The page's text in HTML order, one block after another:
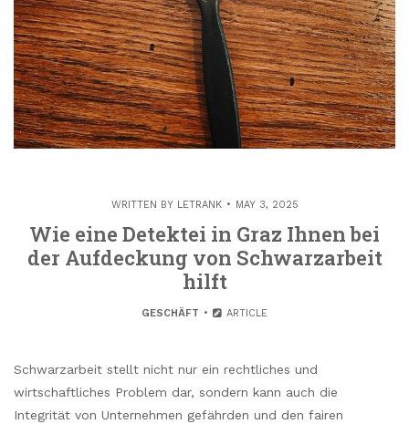
WRITTEN BY LETRANK MAY 3, 2025
Wie eine Detektei in Graz Ihnen bei
der Aufdeckung von Schwarzarbeit
hilft
GESCHÄFT ARTICLE
Schwarzarbeit stellt nicht nur ein rechtliches und
wirtschaftliches Problem dar, sondern kann auch die
Integrität von Unternehmen gefährden und den fairen